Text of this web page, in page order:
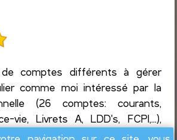
comptes différents à gérer
comme moi intéressé par la
(26 comptes: courants,
vie, Livrets A, LDD's, FCPI,...),
suite